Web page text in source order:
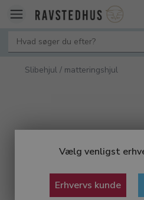
Vælg venligst
Erhvervs kunde
Slibehjul / matteringshjul